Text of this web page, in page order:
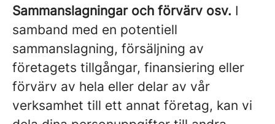
Sammanslagningar och förvärv osv. I
samband med en potentiell
sammanslagning, försäljning av
företagets tillgångar, finansiering eller
förvärv av hela eller delar av vår
verksamhet till ett annat företag, kan vi